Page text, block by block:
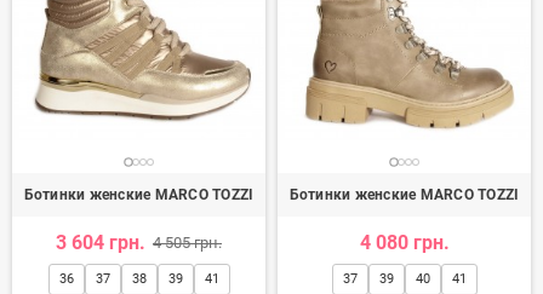
Ботинки женские MARCO TOZZI
3 604 грн. 4 505 грн.
36 37 38 39 41
Ботинки женские MARCO TOZZI
4 080 грн.
37 39 40 41